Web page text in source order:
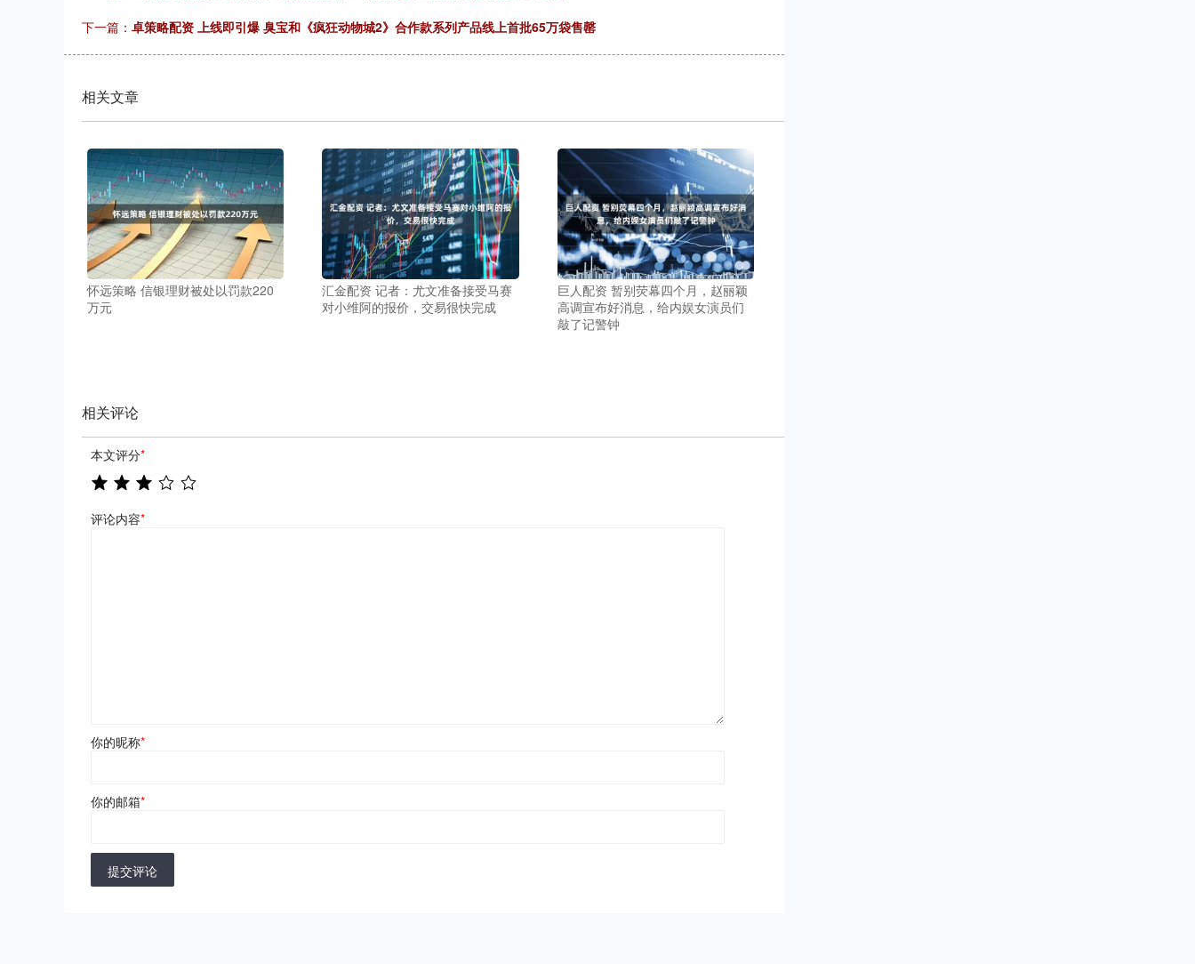
下一篇： 卓策略配资 上线即引爆 臭宝和《疯狂动物城2》合作款系列产品线上首批65万袋售罄
相关文章
怀远策略 信银理财被处以罚款220
万元
汇金配资 记者：尤文准备接受马赛
对小维阿的报价，交易很快完成
巨人配资 暂别荧幕四个月，赵丽颖
高调宣布好消息，给内娱女演员们
敲了记警钟
相关评论
本文评分*
评论内容*
你的昵称*
你的邮箱*
提交评论